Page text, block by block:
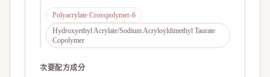
Polyacrylate Crosspolymer-6
Hydroxyethyl Acrylate/Sodium Acryloyldimethyl Taurate
Copolymer
次要配方成分